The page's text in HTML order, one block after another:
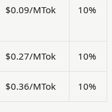
$0.09/MTok 10%
$0.27/MTok 10%
$0.36/MTok 10%